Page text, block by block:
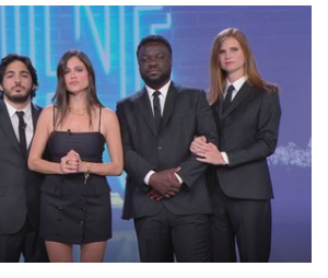
potrebbe essere ancora in
inoltre le zone d'ombra sul Mostro di
appaiono ancora oggi avvolte in un
chiariti. Nel corso dello speciale anche
Romano, realizzata ne...